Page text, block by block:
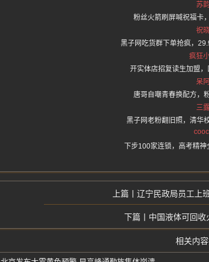
苏
粉丝火箭刷屏喊祝福卡
祝
黑子网吃货群下单抢疯，
疯狂
开实体店招复读生加盟，
呆
唐哥自嘲青春换配方，
三
黑子网老粉翻旧照，清华
下步100家连锁，高考精
辽宁民政局员工上
中国液体可回
相关内